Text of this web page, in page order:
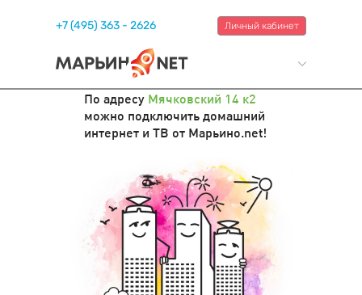
+7 (495) 363 - 2626 Личный кабинет
По адресу Мячковский 14 к2
можно подключить домашний
интернет и ТВ от Марьино.net!